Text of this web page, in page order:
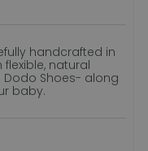
handcrafted in
natural
Dodo Shoes- along
baby.